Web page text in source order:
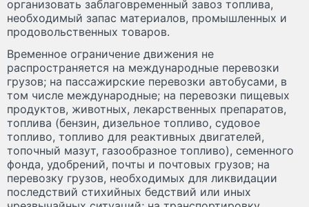
организовать заблаговременный завоз топлива,
необходимый запас материалов, промышленных и
продовольственных товаров.
Временное ограничение движения не
распространяется на международные перевозки
грузов; на пассажирские перевозки автобусами, в
том числе международные; на перевозки пищевых
продуктов, животных, лекарственных препаратов,
топлива (бензин, дизельное топливо, судовое
топливо, топливо для реактивных двигателей,
топочный мазут, газообразное топливо), семенного
фонда, удобрений, почты и почтовых грузов; на
перевозку грузов, необходимых для ликвидации
последствий стихийных бедствий или иных